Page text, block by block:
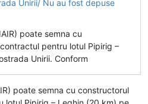
poate semna cu
pentru lotul Pipirig –
Unirii. Conform
poate semna cu constructorul